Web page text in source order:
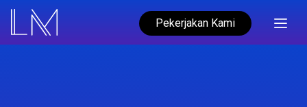
Pekerjakan Kami